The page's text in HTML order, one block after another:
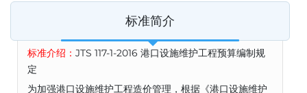
标准简介
标准介绍： JTS 117-1-2016 港口设施维护工程预算编制规
定
为加强港口设施维护工程造价管理，根据《港口设施维护